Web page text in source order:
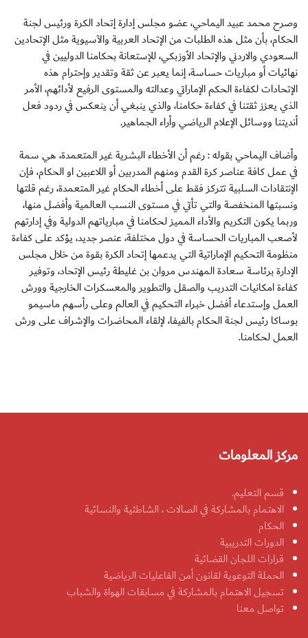
وصرح محمد عبيد اليماحي، عضو مجلس إدارة إتحاد الكرة ورئيس لجنة
الحكام، بأن مثل هذه الطلبات من الإتحاد العربية والآسيوية مثل الإتحادين
السعودي والاردني والإتحاد الأوزبكي، للإستعانة بحكامنا الدوليين في
نهائيات أو مباريات حساسة، إنما يعبر عن ثقة وتقدير وإحترام هذه
الإتحادات لكفاءة الحكم الإماراتي وعدالته والمستوى الرفيع لأدائهم، الأمر
الذي يعزز ثقتنا في كفاءة حكامنا، والذي ينبغي أن ينعكس في ردود فعل
أنديتنا ووسائل الإعلام الرياضي وأراء الجماهير.
وأضاف اليماحي بقوله : رغم أن الأخطاء البشرية غير المتعمدة، هي سمة
في عمل كافة عناصر كرة القدم ومنهم المدربين أو اللاعبين او الحكام، فإن
الإنتقادات السلبية تتركز فقط على أخطاء الحكام غير المتعمدة، رغم قلتها
ونسبتها المنخفصة والتي تأتي في مستوى النسب العالمية وأفضل منها،
وربما يكون التكريم والأداء المميز لحكامنا في مبارياتهم الدولية وفي إدارتهم
لأصعب المباريات الحساسة في دول مختلفة، عنصر جديد، يؤكد على كفاءة
منظومة التحكيم الإماراتية التي يدعمها إتحاد الكرة بقوة من خلال مجلس
الإدارة برئاسة سعادة المهندس مروان بن غليطة رئيس الإتحاد، وتوفير
كفاءة امكانيات التدريب والصقل والتطوير والمعسكرات الخارجية وورش
العمل وإستدعاء أفضل خبراء التحكيم في العالم وعلى رأسهم ماسيمو
بوساكا رئيس لجنة الحكام بالفيفا، لإلقاء المحاضرات والإشراف على ورش
العمل لحكامنا.
مركز المعلومات
قسم التعليم.
الاهتمام بالمشاركة في الصالات ، الشاطئية والنسائية
الحكام
الدورات التدريبية
قرارات اللجان القضائية
الحملة التوعوية لقانون أمن الفاعليات الرياضية
تسجيل الاهتمام بالمشاركة في مسابقات الهواة والشباب
تواصل معنا